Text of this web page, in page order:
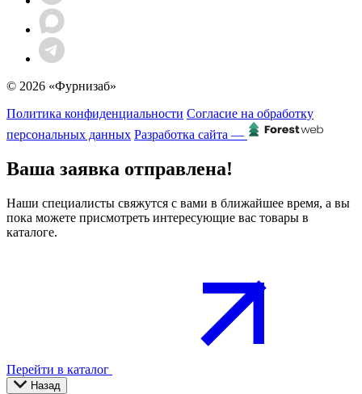
© 2026 «Фурнизаб»
Политика конфиденциальности Согласие на обработку
персональных данных Разработка сайта —
Ваша заявка отправлена!
Наши специалисты свяжутся с вами в ближайшее время, а вы
пока можете присмотреть интересующие вас товары в
каталоге.
Перейти в каталог
Назад